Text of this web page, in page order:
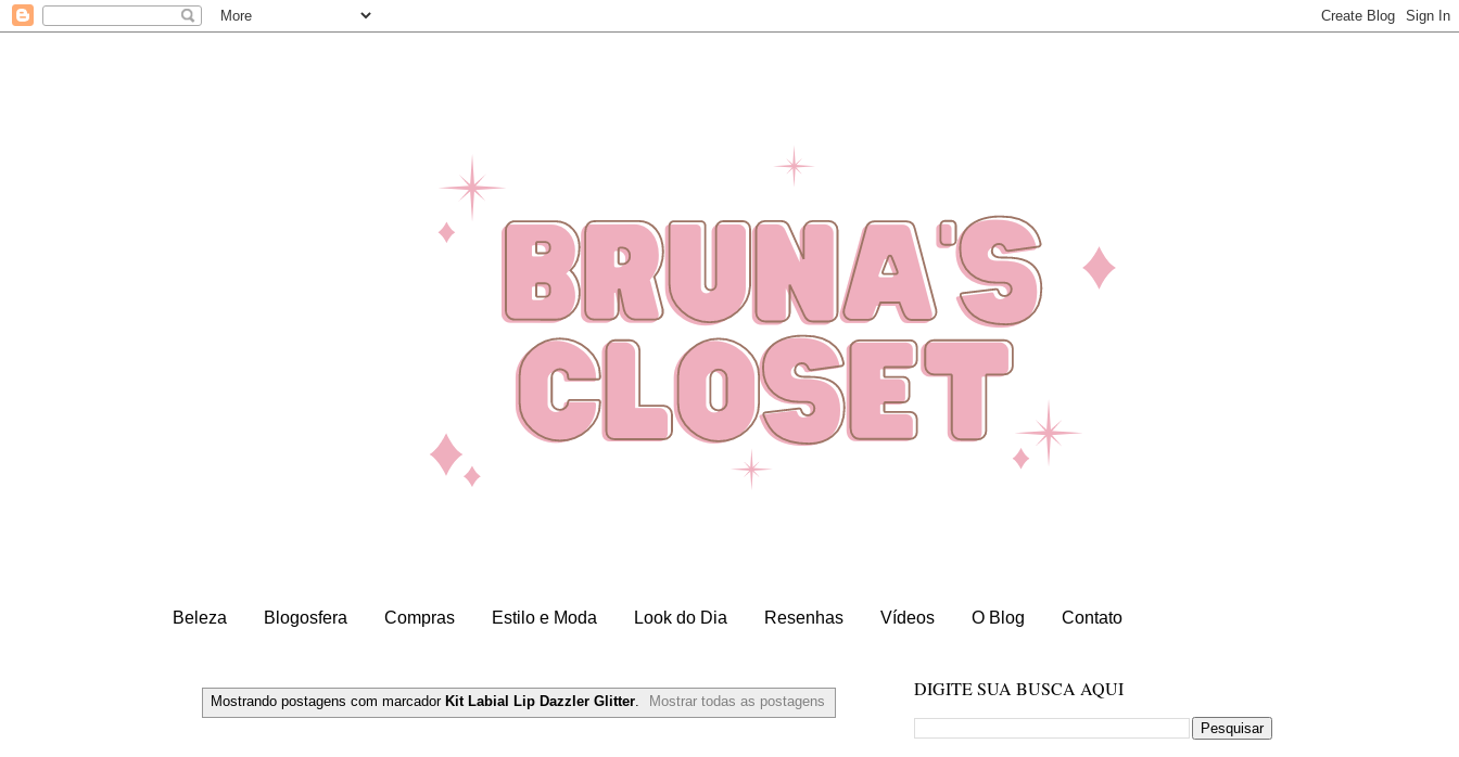
Beleza Blogosfera Compras Estilo e Moda Look do Dia Resenhas Vídeos O Blog Contato
Mostrando postagens com marcador Kit Labial Lip Dazzler Glitter. Mostrar todas as postagens
DIGITE SUA BUSCA AQUI